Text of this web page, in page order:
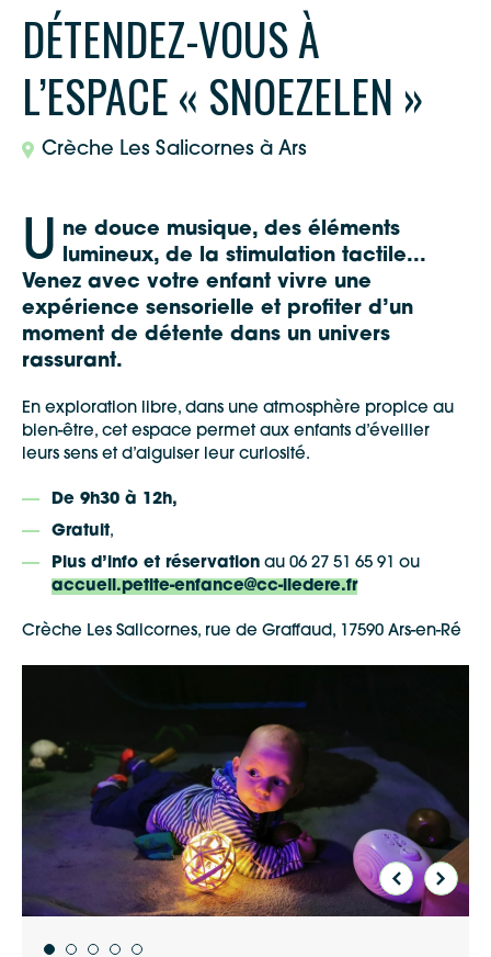
DÉTENDEZ-VOUS À
L’ESPACE « SNOEZELEN »
Crèche Les Salicornes à Ars
U ne douce musique, des éléments
lumineux, de la stimulation tactile...
Venez avec votre enfant vivre une
expérience sensorielle et profiter d’un
moment de détente dans un univers
rassurant.
En exploration libre, dans une atmosphère propice au
bien-être, cet espace permet aux enfants d’éveiller
leurs sens et d’aiguiser leur curiosité.
De 9h30 à 12h,
Gratuit,
Plus d’info et réservation au 06 27 51 65 91 ou
accueil.petite-enfance@cc-iledere.fr
Crèche Les Salicornes, rue de Graffaud, 17590 Ars-en-Ré
Google Maps
Apple Plans